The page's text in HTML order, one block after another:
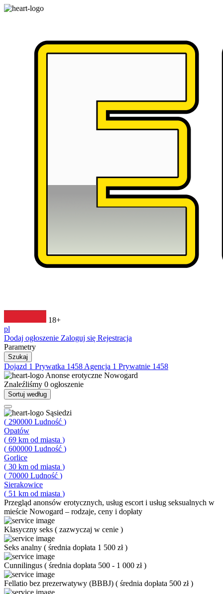
18+
pl
Dodaj ogłoszenie Zaloguj się Rejestracja
Parametry
Szukaj
Dojazd 1 Prywatka 1458 Agencja 1 Prywatnie 1458
Anonse erotyczne Nowogard
Znaleźliśmy 0 ogłoszenie
Sortuj według
Sąsiedzi
( 290000 Ludność )
Opatów
( 69 km od miasta )
( 600000 Ludność )
Gorlice
( 30 km od miasta )
( 70000 Ludność )
Sierakowice
( 51 km od miasta )
Przegląd anonsów erotycznych, usług escort i usług seksualnych w
mieście Nowogard – rodzaje, ceny i dopłaty
Klasyczny seks ( zazwyczaj w cenie )
Seks analny ( średnia dopłata 1 500 zł)
Cunnilingus ( średnia dopłata 500 - 1 000 zł)
Fellatio bez prezerwatywy (BBBJ) ( średnia dopłata 500 zł)